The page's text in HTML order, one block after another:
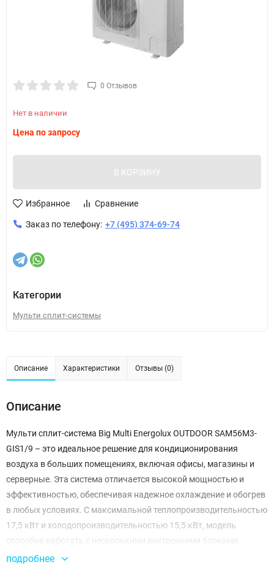
0 Отзывов
Нет в наличии
Цена по запросу
В КОРЗИНУ
Избранное Сравнение
Заказ по телефону: +7 (495) 374-69-74
Категории
Мульти сплит-системы
Описание Характеристики Отзывы (0)
Описание
Мульти сплит-система Big Multi Energolux OUTDOOR SAM56M3-
GIS1/9 – это идеальное решение для кондиционирования
воздуха в больших помещениях, включая офисы, магазины и
серверные. Эта система отличается высокой мощностью и
эффективностью, обеспечивая надежное охлаждение и обогрев
в любых условиях. С максимальной теплопроизводительностью
17,5 кВт и холодопроизводительностью 15,5 кВт, модель
способна работать с несколькими внутренними блоками
одновременно, поддерживая комфортный микроклимат в
подробнее